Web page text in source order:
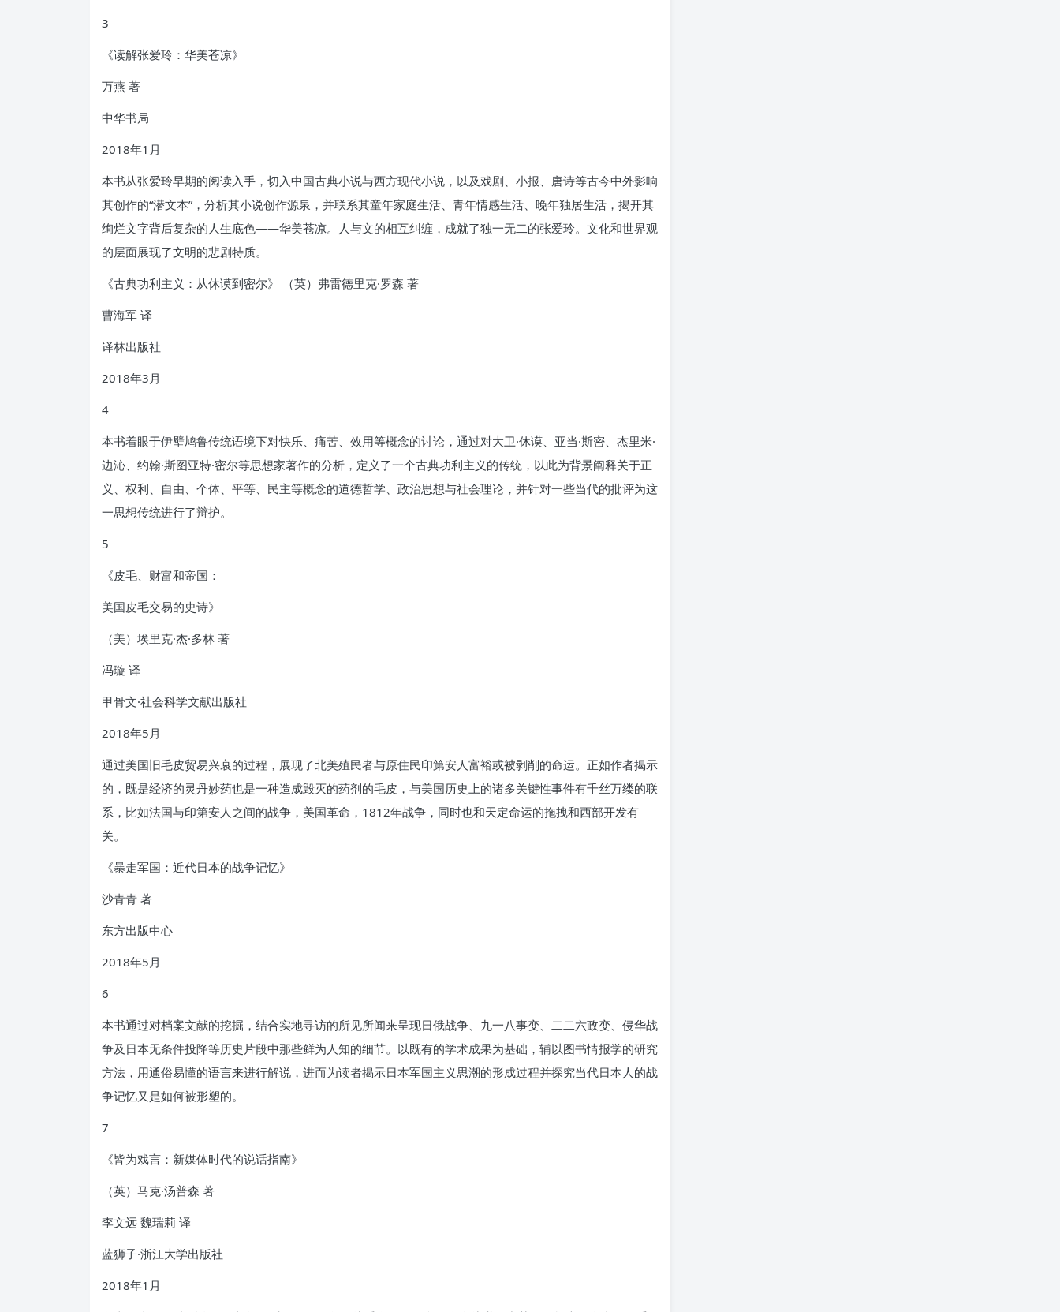
3
《读解张爱玲：华美苍凉》
万燕 著
中华书局
2018年1月
本书从张爱玲早期的阅读入手，切入中国古典小说与西方现代小说，以及戏剧、小报、唐诗等古今中外影响
其创作的“潜文本”，分析其小说创作源泉，并联系其童年家庭生活、青年情感生活、晚年独居生活，揭开其
绚烂文字背后复杂的人生底色——华美苍凉。人与文的相互纠缠，成就了独一无二的张爱玲。文化和世界观
的层面展现了文明的悲剧特质。
《古典功利主义：从休谟到密尔》 （英）弗雷德里克·罗森 著
曹海军 译
译林出版社
2018年3月
4
本书着眼于伊壁鸠鲁传统语境下对快乐、痛苦、效用等概念的讨论，通过对大卫·休谟、亚当·斯密、杰里米·
边沁、约翰·斯图亚特·密尔等思想家著作的分析，定义了一个古典功利主义的传统，以此为背景阐释关于正
义、权利、自由、个体、平等、民主等概念的道德哲学、政治思想与社会理论，并针对一些当代的批评为这
一思想传统进行了辩护。
5
《皮毛、财富和帝国：
美国皮毛交易的史诗》
（美）埃里克·杰·多林 著
冯璇 译
甲骨文·社会科学文献出版社
2018年5月
通过美国旧毛皮贸易兴衰的过程，展现了北美殖民者与原住民印第安人富裕或被剥削的命运。正如作者揭示
的，既是经济的灵丹妙药也是一种造成毁灭的药剂的毛皮，与美国历史上的诸多关键性事件有千丝万缕的联
系，比如法国与印第安人之间的战争，美国革命，1812年战争，同时也和天定命运的拖拽和西部开发有
关。
《暴走军国：近代日本的战争记忆》
沙青青 著
东方出版中心
2018年5月
6
本书通过对档案文献的挖掘，结合实地寻访的所见所闻来呈现日俄战争、九一八事变、二二六政变、侵华战
争及日本无条件投降等历史片段中那些鲜为人知的细节。以既有的学术成果为基础，辅以图书情报学的研究
方法，用通俗易懂的语言来进行解说，进而为读者揭示日本军国主义思潮的形成过程并探究当代日本人的战
争记忆又是如何被形塑的。
7
《皆为戏言：新媒体时代的说话指南》
（英）马克·汤普森 著
李文远 魏瑞莉 译
蓝狮子·浙江大学出版社
2018年1月